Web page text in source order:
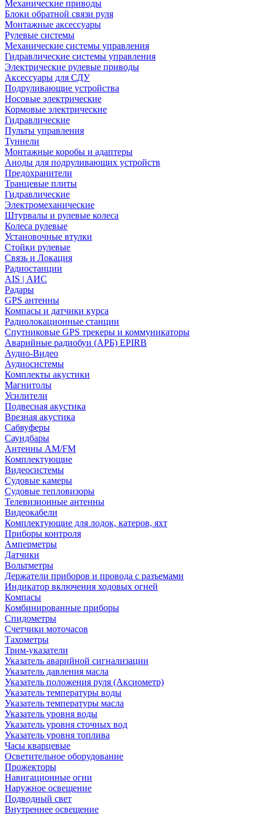
Механические приводы
Блоки обратной связи руля
Монтажные аксессуары
Рулевые системы
Механические системы управления
Гидравлические системы управления
Электрические рулевые приводы
Аксессуары для СДУ
Подруливающие устройства
Носовые электрические
Кормовые электрические
Гидравлические
Пульты управления
Туннели
Монтажные коробы и адаптеры
Аноды для подруливающих устройств
Предохранители
Транцевые плиты
Гидравлические
Электромеханические
Штурвалы и рулевые колеса
Колеса рулевые
Установочные втулки
Стойки рулевые
Связь и Локация
Радиостанции
AIS | АИС
Радары
GPS антенны
Компасы и датчики курса
Радиолокационные станции
Спутниковые GPS трекеры и коммуникаторы
Аварийные радиобуи (АРБ) EPIRB
Аудио-Видео
Аудиосистемы
Комплекты акустики
Магнитолы
Усилители
Подвесная акустика
Врезная акустика
Сабвуферы
Саундбары
Антенны AM/FM
Комплектующие
Видеосистемы
Судовые камеры
Cудовые тепловизоры
Телевизионные антенны
Видеокабели
Комплектующие для лодок, катеров, яхт
Приборы контроля
Амперметры
Датчики
Вольтметры
Держатели приборов и провода с разъемами
Индикатор включения ходовых огней
Компасы
Комбинированные приборы
Спидометры
Счетчики моточасов
Тахометры
Трим-указатели
Указатель аварийной сигнализации
Указатель давления масла
Указатель положения руля (Аксиометр)
Указатель температуры воды
Указатель температуры масла
Указатель уровня воды
Указатель уровня сточных вод
Указатель уровня топлива
Часы кварцевые
Осветительное оборудование
Прожекторы
Навигационные огни
Наружное освещение
Подводный свет
Внутреннее освещение